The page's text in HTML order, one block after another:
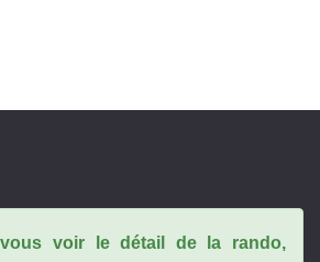
vous voir le détail de la rando,